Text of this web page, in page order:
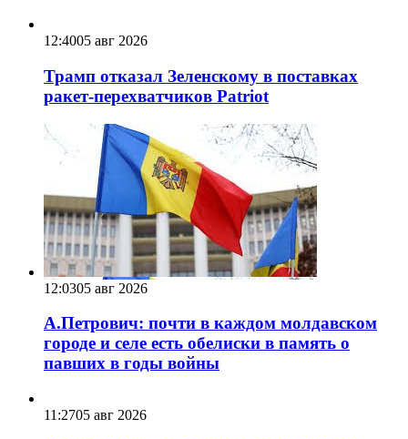
12:4005 авг 2026
Трамп отказал Зеленскому в поставках
ракет-перехватчиков Patriot
12:0305 авг 2026
А.Петрович: почти в каждом молдавском
городе и селе есть обелиски в память о
павших в годы войны
11:2705 авг 2026